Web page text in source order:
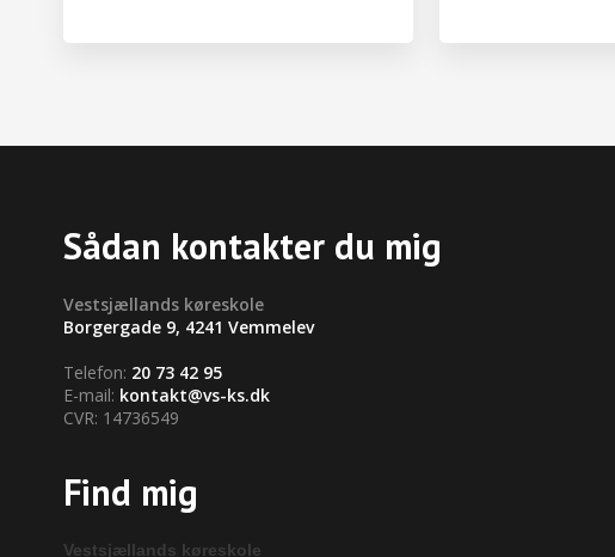
Sådan kontakter du mig
​Vestsjællands køreskole
Borgergade 9, 4241 Vemmelev
Telefon: 20 73 42 95
E-mail: kontakt@vs-ks.dk
CVR: 14736549
Find mig
Vestsjællands køreskole